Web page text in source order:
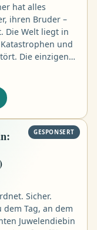
hat alles
ihren Bruder –
Die Welt liegt in
und
Die einzigen
können sie
von ihnen. Aber
tut das Nötige,
ihre Mutter aus
zu retten,
an der
– der Elite, die
…
GESPONSERT
Sicher.
dem Tag, an dem
Juwelendiebin